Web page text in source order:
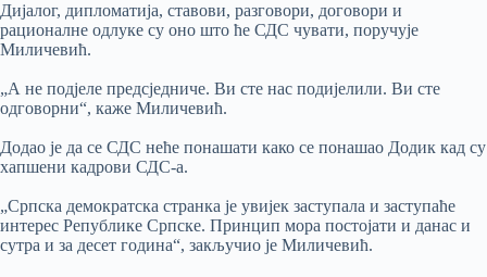
Дијалог, дипломатија, ставови, разговори, договори и
рационалне одлуке су оно што ће СДС чувати, поручује
Миличевић.
„А не подјеле предсједниче. Ви сте нас подијелили. Ви сте
одговорни“, каже Миличевић.
Додао је да се СДС неће понашати како се понашао Додик кад су
хапшени кадрови СДС-а.
„Српска демократска странка је увијек заступала и заступаће
интерес Републике Српске. Принцип мора постојати и данас и
сутра и за десет година“, закључио је Миличевић.